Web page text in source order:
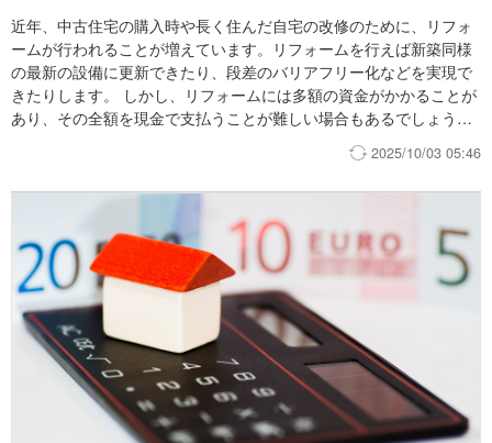
など、ネット銀行に対抗する動きが出ています。オンライン上での
住宅ローン利用者の獲得を目指して、金融機関各社の競争が激化し
ており、今後とも住宅ローン金利は変動金利を中心に低位安定して
推移すると予想します。 金融機関間の金利差が無くなるなか、住
宅ローンに付帯する団体信用生命保険（以下、団信）の保障のメリ
ットを考えて住宅ローンを選ぶことが、ますます重要になっていま
す。 [あわせて読みたい] アフターコロナの住宅ローン金利予想〜
固定金利が上昇含みとなるワケ〜【2021年3月アップデート】
近年、中古住宅の購入時や長く住んだ自宅の改修のために、リフォ
ームが行われることが増えています。リフォームを行えば新築同様
の最新の設備に更新できたり、段差のバリアフリー化などを実現で
きたりします。 しかし、リフォームには多額の資金がかかることが
あり、その全額を現金で支払うことが難しい場合もあるでしょう。
そのような場合に対応するローンには、どのような選択肢があるの
介し、その特徴と借入までの流れ、商品選択の理由についてわかり
2025/10/03 05:46